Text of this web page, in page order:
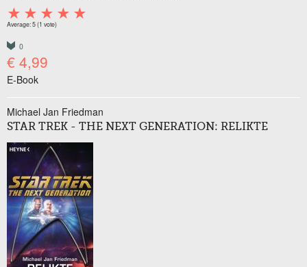
Average:5(1 vote)
0
€ 4,99
E-Book
Michael Jan Friedman
STAR TREK - THE NEXT GENERATION: RELIKTE